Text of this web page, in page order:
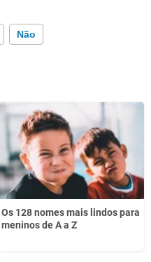
Não
incorreta
que procuro
Os 128 nomes mais lindos para
meninos de A a Z